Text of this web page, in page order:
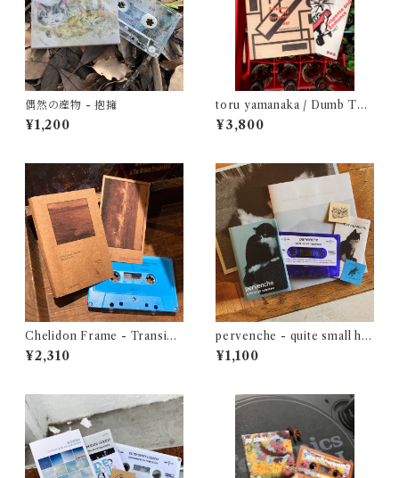
偶然の産物 - 抱擁
¥1,200
toru yamanaka / Dumb Typ
e - Suspense and Romance
1987（casette + book）
¥3,800
Chelidon Frame - Transien
ce
¥2,310
pervenche - quite small ha
ppiness
¥1,100